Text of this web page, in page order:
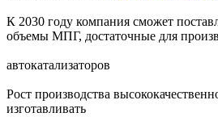
К 2030 году компания сможет
объемы МПГ, достаточные для
автокатализаторов
Рост производства
изготавливать